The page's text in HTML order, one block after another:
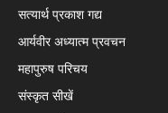
सत्यार्थ प्रकाश गद्य
आर्यवीर अध्यात्म प्रवचन
महापुरुष परिचय
संस्कृत सीखें